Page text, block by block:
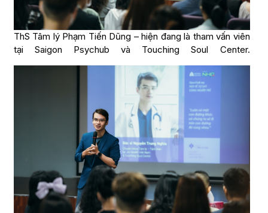
ThS Tâm lý Phạm Tiến Dũng – hiện đang là tham vấn viên
tại Saigon Psychub và Touching Soul Center.